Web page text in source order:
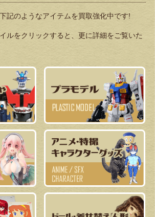
記のようなアイテムを買取強化中です!
ルをクリックすると、更に詳細をご覧いた